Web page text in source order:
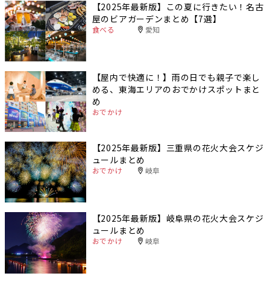
【2025年最新版】この夏に行きたい！名古
屋のビアガーデンまとめ【7選】
食べる 愛知
【屋内で快適に！】雨の日でも親子で楽し
める、東海エリアのおでかけスポットまと
め
おでかけ
【2025年最新版】三重県の花火大会スケジ
ュールまとめ
おでかけ 岐阜
【2025年最新版】岐阜県の花火大会スケジ
ュールまとめ
おでかけ 岐阜